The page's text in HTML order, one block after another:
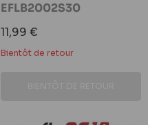
EFLB2002S30
Prix
réduit
11,99 €
Bientôt de retour